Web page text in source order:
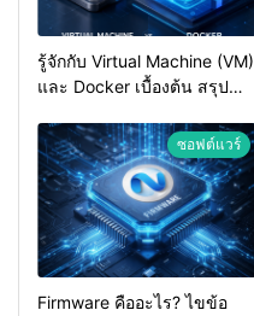
รู้จักกับ Virtual Machine (VM)
และ Docker เบื้องต้น สรุป
เข้าใจง่าย
ซอฟต์แวร์
Firmware คืออะไร? ไขข้อ